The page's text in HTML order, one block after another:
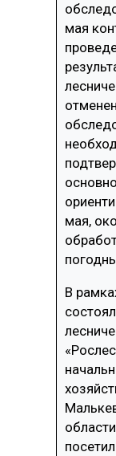
мая
мая,
В